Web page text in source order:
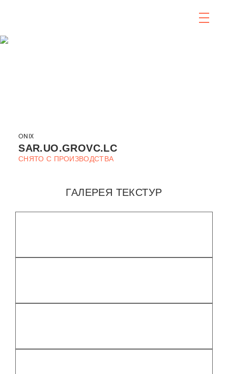
ONIX
SAR.UO.GROVC.LC
СНЯТО С ПРОИЗВОДСТВА
ГАЛЕРЕЯ ТЕКСТУР